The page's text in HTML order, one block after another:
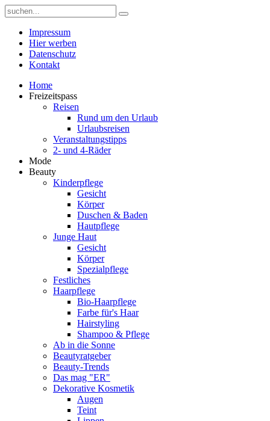
Impressum
Hier werben
Datenschutz
Kontakt
Home
Freizeitspass
Reisen
Rund um den Urlaub
Urlaubsreisen
Veranstaltungstipps
2- und 4-Räder
Mode
Beauty
Kinderpflege
Gesicht
Körper
Duschen & Baden
Hautpflege
Junge Haut
Gesicht
Körper
Spezialpflege
Festliches
Haarpflege
Bio-Haarpflege
Farbe für's Haar
Hairstyling
Shampoo & Pflege
Ab in die Sonne
Beautyratgeber
Beauty-Trends
Das mag "ER"
Dekorative Kosmetik
Augen
Teint